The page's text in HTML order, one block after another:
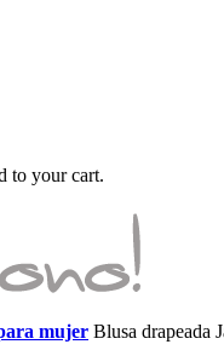
to your cart.
mujer Blusa drapeada